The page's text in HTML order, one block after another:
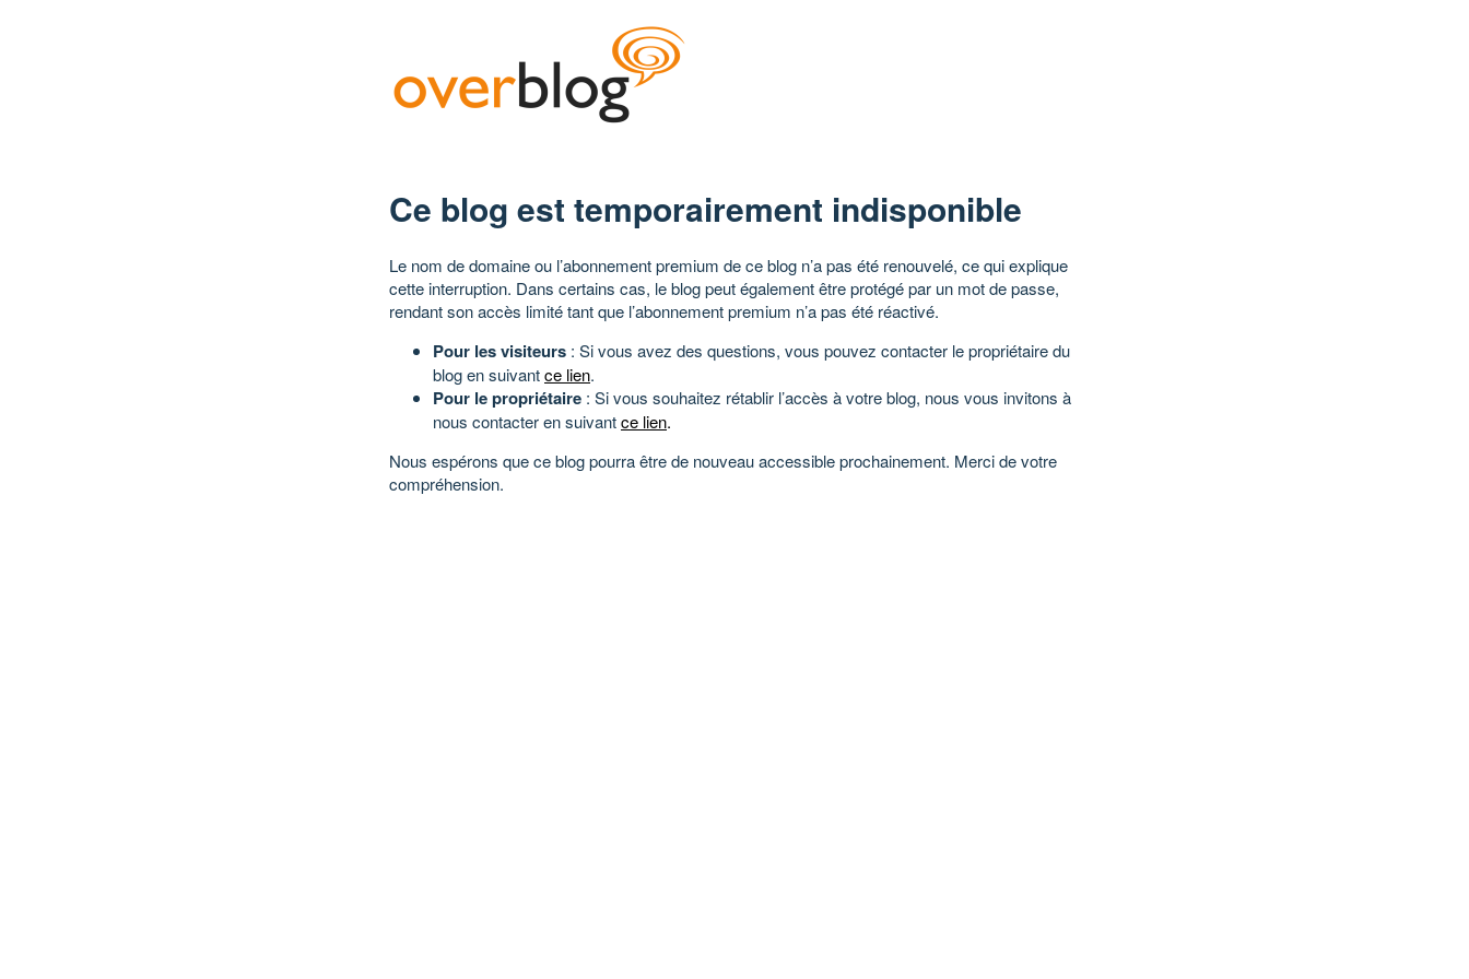
Ce blog est temporairement indisponible
Le nom de domaine ou l’abonnement premium de ce blog n’a pas été renouvelé, ce qui explique
cette interruption. Dans certains cas, le blog peut également être protégé par un mot de passe,
rendant son accès limité tant que l’abonnement premium n’a pas été réactivé.
Pour les visiteurs : Si vous avez des questions, vous pouvez contacter le propriétaire du
blog en suivantce lien.
Pour le propriétaire : Si vous souhaitez rétablir l’accès à votre blog, nous vous invitons à
nous contacter en suivantce lien.
Nous espérons que ce blog pourra être de nouveau accessible prochainement. Merci de votre
compréhension.